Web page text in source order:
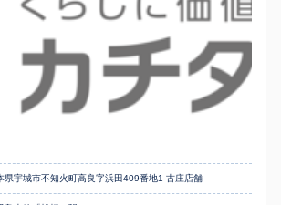
県宇城市不知火町高良字浜田409番地1 古庄店舗